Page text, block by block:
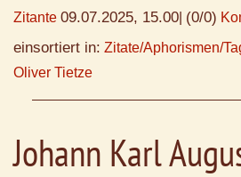
Zitante 09.07.2025, 15.00 (0/0)
einsortiert in: Zitate/Aphorismen/
Oliver Tietze
Johann Karl